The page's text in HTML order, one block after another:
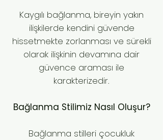
Kaygılı bağlanma, bireyin yakın
ilişkilerde kendini güvende
hissetmekte zorlanması ve sürekli
olarak ilişkinin devamına dair
güvence araması ile
karakterizedir.
Bağlanma Stilimiz Nasıl Oluşur?
Bağlanma stilleri çocukluk